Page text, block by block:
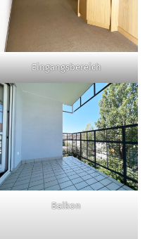
Eingangsbereich
Balkon